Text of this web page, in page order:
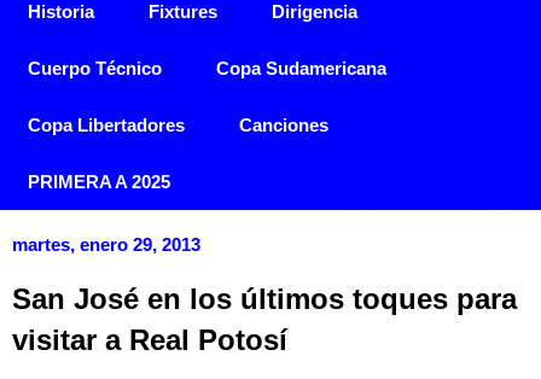
Historia Fixtures Dirigencia
Cuerpo Técnico Copa Sudamericana
Copa Libertadores Canciones
PRIMERA A 2025
martes, enero 29, 2013
San José en los últimos toques para
visitar a Real Potosí